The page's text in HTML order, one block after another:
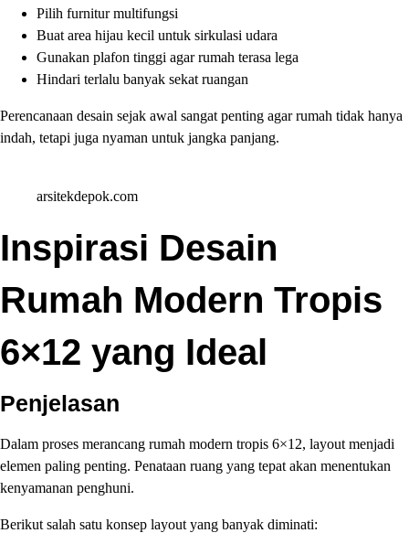
Pilih furnitur multifungsi
Buat area hijau kecil untuk sirkulasi udara
Gunakan plafon tinggi agar rumah terasa lega
Hindari terlalu banyak sekat ruangan
Perencanaan desain sejak awal sangat penting agar rumah tidak hanya
indah, tetapi juga nyaman untuk jangka panjang.
arsitekdepok.com
Inspirasi Desain
Rumah Modern Tropis
6×12 yang Ideal
Penjelasan
Dalam proses merancang rumah modern tropis 6×12, layout menjadi
elemen paling penting. Penataan ruang yang tepat akan menentukan
kenyamanan penghuni.
Berikut salah satu konsep layout yang banyak diminati: